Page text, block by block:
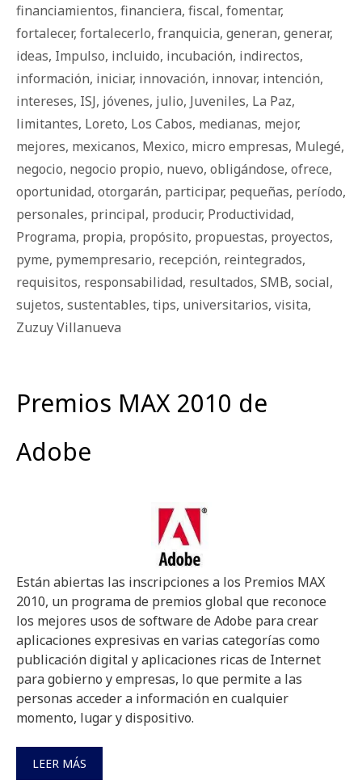
financiamientos, financiera, fiscal, fomentar,
fortalecer, fortalecerlo, franquicia, generan, generar,
ideas, Impulso, incluido, incubación, indirectos,
información, iniciar, innovación, innovar, intención,
intereses, ISJ, jóvenes, julio, Juveniles, La Paz,
limitantes, Loreto, Los Cabos, medianas, mejor,
mejores, mexicanos, Mexico, micro empresas, Mulegé,
negocio, negocio propio, nuevo, obligándose, ofrece,
oportunidad, otorgarán, participar, pequeñas, período,
personales, principal, producir, Productividad,
Programa, propia, propósito, propuestas, proyectos,
pyme, pymempresario, recepción, reintegrados,
requisitos, responsabilidad, resultados, SMB, social,
sujetos, sustentables, tips, universitarios, visita,
Zuzuy Villanueva
Premios MAX 2010 de
Adobe
Están abiertas las inscripciones a los Premios MAX
2010, un programa de premios global que reconoce
los mejores usos de software de Adobe para crear
aplicaciones expresivas en varias categorías como
publicación digital y aplicaciones ricas de Internet
para gobierno y empresas, lo que permite a las
personas acceder a información en cualquier
momento, lugar y dispositivo.
LEER MÁS